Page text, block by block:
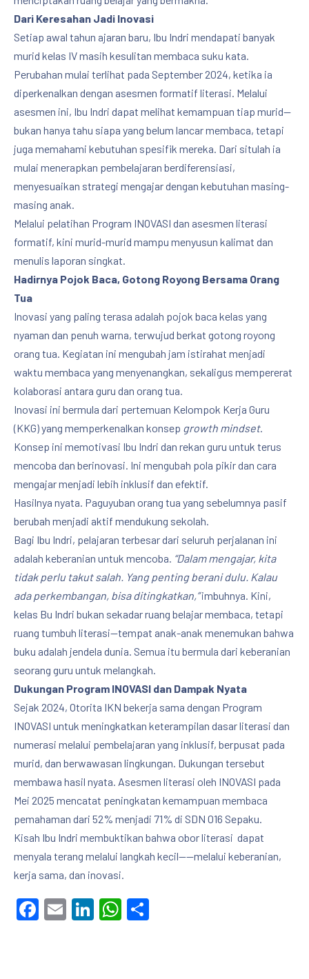
Dari Keresahan Jadi Inovasi
Setiap awal tahun ajaran baru, Ibu Indri mendapati banyak
murid kelas IV masih kesulitan membaca suku kata.
Perubahan mulai terlihat pada September 2024, ketika ia
diperkenalkan dengan asesmen formatif literasi. Melalui
asesmen ini, Ibu Indri dapat melihat kemampuan tiap murid—
bukan hanya tahu siapa yang belum lancar membaca, tetapi
juga memahami kebutuhan spesifik mereka. Dari situlah ia
mulai menerapkan pembelajaran berdiferensiasi,
menyesuaikan strategi mengajar dengan kebutuhan masing-
masing anak.
Melalui pelatihan Program INOVASI dan asesmen literasi
formatif, kini murid-murid mampu menyusun kalimat dan
menulis laporan singkat.
Hadirnya Pojok Baca, Gotong Royong Bersama Orang
Tua
Inovasi yang paling terasa adalah pojok baca kelas yang
nyaman dan penuh warna, terwujud berkat gotong royong
orang tua. Kegiatan ini mengubah jam istirahat menjadi
waktu membaca yang menyenangkan, sekaligus mempererat
kolaborasi antara guru dan orang tua.
Inovasi ini bermula dari pertemuan Kelompok Kerja Guru
(KKG) yang memperkenalkan konsep growth mindset.
Konsep ini memotivasi Ibu Indri dan rekan guru untuk terus
mencoba dan berinovasi. Ini mengubah pola pikir dan cara
mengajar menjadi lebih inklusif dan efektif.
Hasilnya nyata. Paguyuban orang tua yang sebelumnya pasif
berubah menjadi aktif mendukung sekolah.
Bagi Ibu Indri, pelajaran terbesar dari seluruh perjalanan ini
adalah keberanian untuk mencoba. “Dalam mengajar, kita
tidak perlu takut salah. Yang penting berani dulu. Kalau
ada perkembangan, bisa ditingkatkan,”imbuhnya. Kini,
kelas Bu Indri bukan sekadar ruang belajar membaca, tetapi
ruang tumbuh literasi—tempat anak-anak menemukan bahwa
buku adalah jendela dunia. Semua itu bermula dari keberanian
seorang guru untuk melangkah.
Dukungan Program INOVASI dan Dampak Nyata
Sejak 2024, Otorita IKN bekerja sama dengan Program
INOVASI untuk meningkatkan keterampilan dasar literasi dan
numerasi melalui pembelajaran yang inklusif, berpusat pada
murid, dan berwawasan lingkungan. Dukungan tersebut
membawa hasil nyata. Asesmen literasi oleh INOVASI pada
Mei 2025 mencatat peningkatan kemampuan membaca
pemahaman dari 52% menjadi 71% di SDN 016 Sepaku.
Kisah Ibu Indri membuktikan bahwa obor literasi dapat
menyala terang melalui langkah kecil——melalui keberanian,
kerja sama, dan inovasi.
Facebook
EmailLinkedIn
WhatsApp
PREVIOUS